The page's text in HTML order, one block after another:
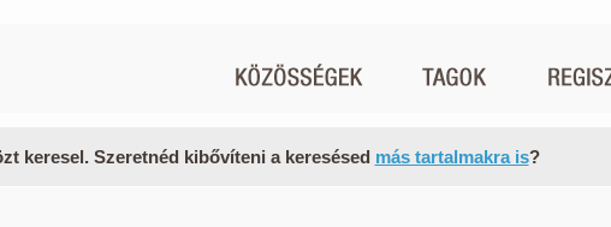
keresel. Szeretnéd kibővíteni a keresésed más tartalmakra is?